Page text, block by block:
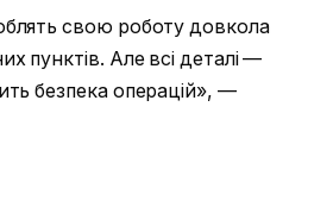
свою роботу довкола
пунктів. Але всі деталі —
безпека операцій», —